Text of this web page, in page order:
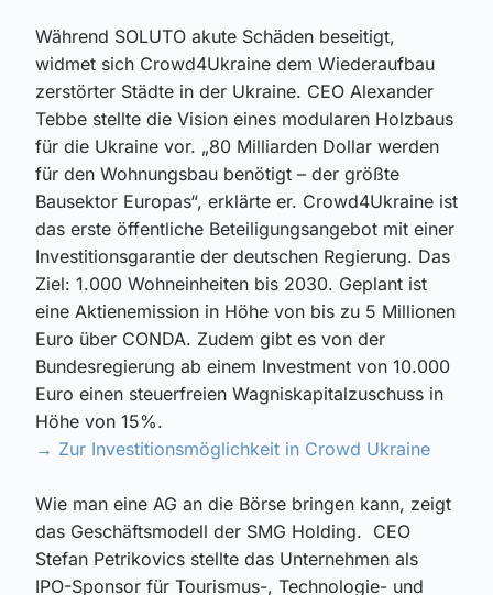
Während SOLUTO akute Schäden beseitigt,
widmet sich Crowd4Ukraine dem Wiederaufbau
zerstörter Städte in der Ukraine. CEO Alexander
Tebbe stellte die Vision eines modularen Holzbaus
für die Ukraine vor. „80 Milliarden Dollar werden
für den Wohnungsbau benötigt – der größte
Bausektor Europas“, erklärte er. Crowd4Ukraine ist
das erste öffentliche Beteiligungsangebot mit einer
Investitionsgarantie der deutschen Regierung. Das
Ziel: 1.000 Wohneinheiten bis 2030. Geplant ist
eine Aktienemission in Höhe von bis zu 5 Millionen
Euro über CONDA. Zudem gibt es von der
Bundesregierung ab einem Investment von 10.000
Euro einen steuerfreien Wagniskapitalzuschuss in
Höhe von 15%.
→ Zur Investitionsmöglichkeit in Crowd Ukraine
Wie man eine AG an die Börse bringen kann, zeigt
das Geschäftsmodell der SMG Holding. CEO
Stefan Petrikovics stellte das Unternehmen als
IPO-Sponsor für Tourismus-, Technologie- und